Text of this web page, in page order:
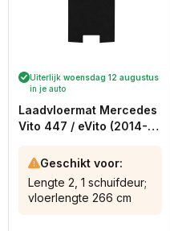
Uiterlijk woensdag 12 augustus
in je auto
Laadvloermat Mercedes
Vito 447 / eVito (2014-
Geschikt voor:
Lengte 2, 1 schuifdeur;
vloerlengte 266 cm